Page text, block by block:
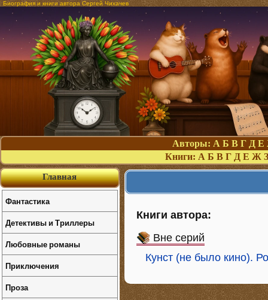
Биография и книги автора Сергей Чихачев
Авторы: А Б В Г Д Е
Книги: А Б В Г Д Е Ж З
Книги автора:
Вне серий
Кунст (не было кино).
Главная
Фантастика
Детективы и Триллеры
Любовные романы
Приключения
Проза